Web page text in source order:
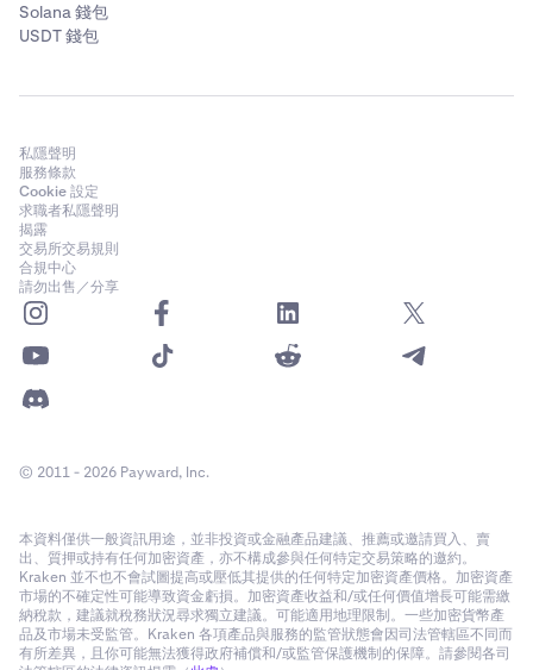
Solana 錢包
USDT 錢包
私隱聲明
服務條款
Cookie 設定
求職者私隱聲明
揭露
交易所交易規則
合規中心
請勿出售／分享
© 2011 - 2026 Payward, Inc.
本資料僅供一般資訊用途，並非投資或金融產品建議、推薦或邀請買入、賣
出、質押或持有任何加密資產，亦不構成參與任何特定交易策略的邀約。
Kraken 並不也不會試圖提高或壓低其提供的任何特定加密資產價格。加密資產
市場的不確定性可能導致資金虧損。加密資產收益和/或任何價值增長可能需繳
納稅款，建議就稅務狀況尋求獨立建議。可能適用地理限制。一些加密貨幣產
品及市場未受監管。Kraken 各項產品與服務的監管狀態會因司法管轄區不同而
有所差異，且你可能無法獲得政府補償和/或監管保護機制的保障。請參閱各司